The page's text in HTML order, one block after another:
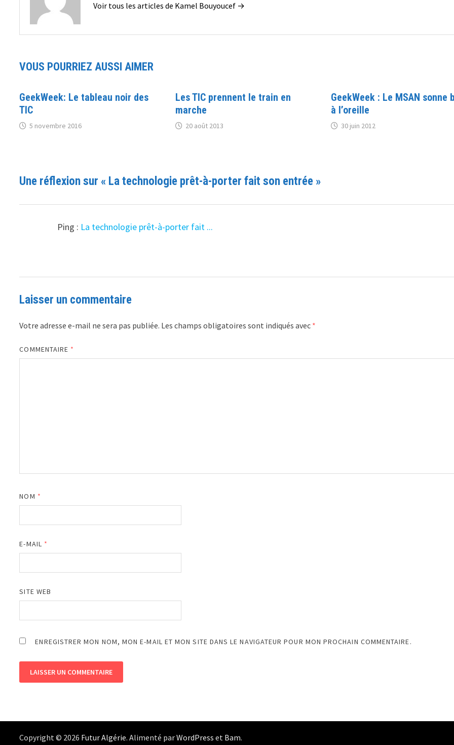
Voir tous les articles de Kamel Bouyoucef →
VOUS POURRIEZ AUSSI AIMER
GeekWeek: Le tableau noir des
TIC
5 novembre 2016
Les TIC prennent le train en
marche
20 août 2013
GeekWeek : Le MSAN sonne
à l’oreille
30 juin 2012
Une réflexion sur « La technologie prêt-à-porter fait son entrée »
Ping : La technologie prêt-à-porter fait ...
Laisser un commentaire
Votre adresse e-mail ne sera pas publiée. Les champs obligatoires sont indiqués avec *
COMMENTAIRE *
NOM *
E-MAIL *
SITE WEB
ENREGISTRER MON NOM, MON E-MAIL ET MON SITE DANS LE NAVIGATEUR POUR MON PROCHAIN COMMENTAIRE.
Copyright © 2026 Futur Algérie. Alimenté parWordPress et Bam.